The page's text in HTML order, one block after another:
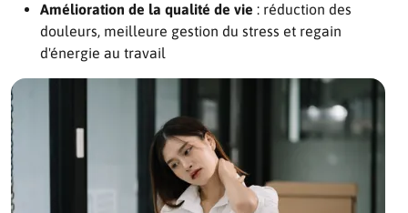
Amélioration de la qualité de vie : réduction des
douleurs, meilleure gestion du stress et regain
d'énergie au travail